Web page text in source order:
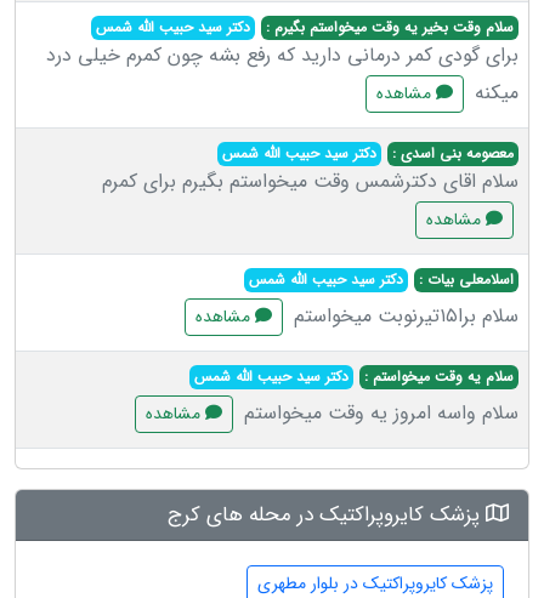
سلام وقت بخیر یه وقت میخواستم بگیرم : دکتر سید حبیب الله شمس
برای گودی کمر درمانی دارید که رفع بشه چون کمرم خیلی درد
میکنه
مشاهده
معصومه بنی اسدی : دکتر سید حبیب الله شمس
سلام اقای دکترشمس وقت میخواستم بگیرم برای کمرم
مشاهده
اسلامعلی بیات : دکتر سید حبیب الله شمس
سلام برا۱۵تیرنوبت میخواستم مشاهده
سلام یه وقت میخواستم : دکتر سید حبیب الله شمس
سلام واسه امروز یه وقت میخواستم مشاهده
پزشک کایروپراکتیک در محله های کرج
پزشک کایروپراکتیک در بلوار مطهری